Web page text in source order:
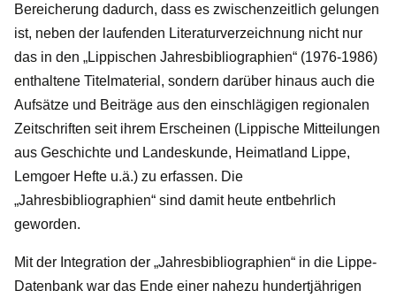
Bereicherung dadurch, dass es zwischenzeitlich gelungen
ist, neben der laufenden Literaturverzeichnung nicht nur
das in den „Lippischen Jahresbibliographien“ (1976-1986)
enthaltene Titelmaterial, sondern darüber hinaus auch die
Aufsätze und Beiträge aus den einschlägigen regionalen
Zeitschriften seit ihrem Erscheinen (Lippische Mitteilungen
aus Geschichte und Landeskunde, Heimatland Lippe,
Lemgoer Hefte u.ä.) zu erfassen. Die
„Jahresbibliographien“ sind damit heute entbehrlich
geworden.
Mit der Integration der „Jahresbibliographien“ in die Lippe-
Datenbank war das Ende einer nahezu hundertjährigen